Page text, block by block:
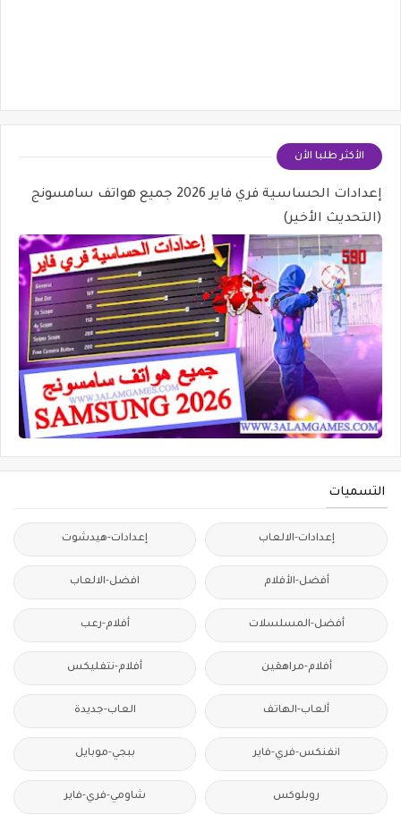
الأكثر طلبا الأن
إعدادات الحساسية فري فاير 2026 جميع هواتف سامسونج
(التحديث الأخير)
التسميات
إعدادات-الالعاب إعدادات-هيدشوت
أفضل-الأفلام افضل-الالعاب
أفضل-المسلسلات أفلام-رعب
أفلام-مراهقين أفلام-نتفليكس
ألعاب-الهاتف العاب-جديدة
انفنكس-فري-فاير ببجي-موبايل
روبلوكس شاومي-فري-فاير